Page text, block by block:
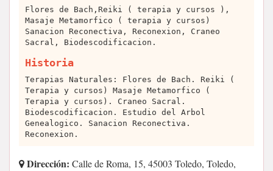
Flores de Bach,Reiki ( terapia y cursos ),
Masaje Metamorfico ( terapia y cursos)
Sanacion Reconectiva, Reconexion, Craneo
Sacral, Biodescodificacion.
Historia
Terapias Naturales: Flores de Bach. Reiki (
Terapia y cursos) Masaje Metamorfico (
Terapia y cursos). Craneo Sacral.
Biodescodificacion. Estudio del Arbol
Genealogico. Sanacion Reconectiva.
Reconexion.
Dirección: Calle de Roma, 15, 45003 Toledo, Toledo,